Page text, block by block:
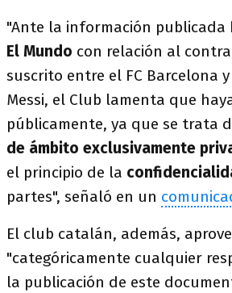
"Ante la información publicada
El Mundo con relación al
suscrito entre el FC Barcelona
Messi, el Club lamenta que
públicamente, ya que se trata
de ámbito exclusivamente
el principio de la
partes", señaló en un
El club catalán, además,
"categóricamente cualquier
la publicación de este